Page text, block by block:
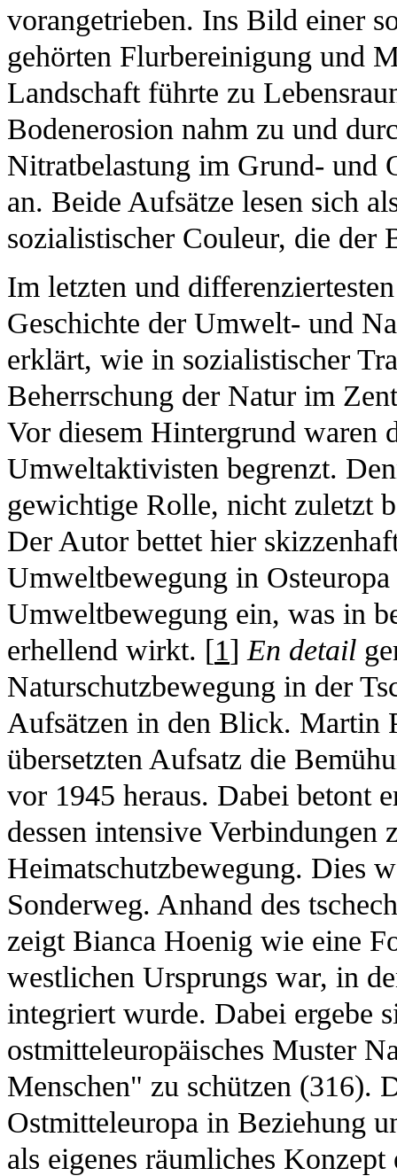
vorangetrieben. Ins Bild einer
gehörten Flurbereinigung und
Landschaft führte zu
Bodenerosion nahm zu und
Nitratbelastung im Grund- und
an. Beide Aufsätze lesen sich
sozialistischer Couleur, die der
Im letzten und
Geschichte der Umwelt- und
erklärt, wie in sozialistischer
Beherrschung der Natur im
Vor diesem Hintergrund waren
Umweltaktivisten begrenzt.
gewichtige Rolle, nicht zuletzt
Der Autor bettet hier
Umweltbewegung in
Umweltbewegung ein, was in
erhellend wirkt. [1] En detail
Naturschutzbewegung in der
Aufsätzen in den Blick. Martin
übersetzten Aufsatz die
vor 1945 heraus. Dabei betont
dessen intensive
Heimatschutzbewegung. Dies
Sonderweg. Anhand des
zeigt Bianca Hoenig wie eine
westlichen Ursprungs war, in
integriert wurde. Dabei ergebe
ostmitteleuropäisches Muster
Menschen" zu schützen (316).
Ostmitteleuropa in Beziehung
als eigenes räumliches